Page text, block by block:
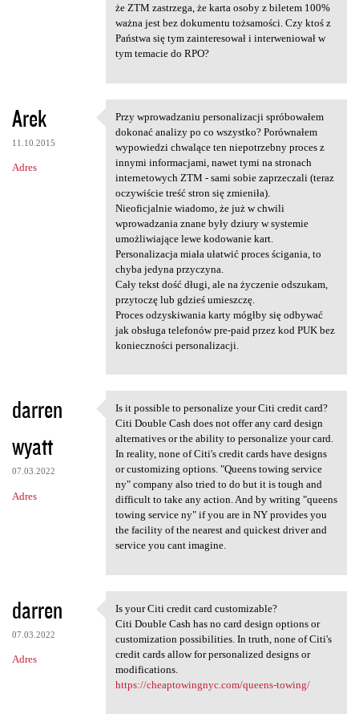
e
że ZTM zastrzega, że karta osoby z biletem 100%
ważna jest bez dokumentu tożsamości. Czy ktoś z
Państwa się tym zainteresował i interweniował w
tym temacie do RPO?
Arek
11.10.2015
Adres
Przy wprowadzaniu
Przy wprowadzaniu personalizacji spróbowałem
dokonać analizy po co wszystko? Porównałem
wypowiedzi chwalące ten niepotrzebny proces z
innymi informacjami, nawet tymi na stronach
internetowych ZTM - sami sobie zaprzeczali (teraz
oczywiście treść stron się zmieniła).
Nieoficjalnie wiadomo, że już w chwili
wprowadzania znane były dziury w systemie
umożliwiające lewe kodowanie kart.
Personalizacja miała ułatwić proces ścigania, to
chyba jedyna przyczyna.
Cały tekst dość długi, ale na życzenie odszukam,
przytoczę lub gdzieś umieszczę.
Proces odzyskiwania karty mógłby się odbywać
jak obsługa telefonów pre-paid przez kod PUK bez
konieczności personalizacji.
darren
wyatt
07.03.2022
Adres
Is it possible to personalize
Is it possible to personalize your Citi credit card?
Citi Double Cash does not offer any card design
alternatives or the ability to personalize your card.
In reality, none of Citi's credit cards have designs
or customizing options. "Queens towing service
ny" company also tried to do but it is tough and
difficult to take any action. And by writing "queens
towing service ny" if you are in NY provides you
the facility of the nearest and quickest driver and
service you cant imagine.
darren
07.03.2022
Adres
Is your Citi credit card
Is your Citi credit card customizable?
Citi Double Cash has no card design options or
customization possibilities. In truth, none of Citi's
credit cards allow for personalized designs or
modifications.
https://cheaptowingnyc.com/queens-towing/